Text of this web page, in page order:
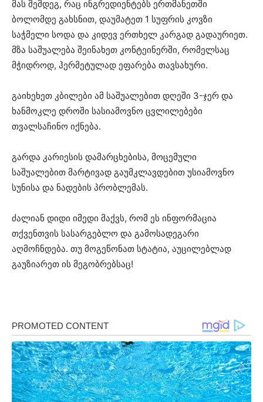
მას შემდეგ, რაც ინგრედიენტებს ერთმანეთში
ბოლომდე გახსნით, დაუმატეთ 1 სუფრის კოვზი
საჭმელი სოდა და კიდევ ერთხელ კარგად გადაურიეთ.
მზა საშუალება შეინახეთ კონტეინერში, რომელსაც
მჭიდროდ, ჰერმეტულად ეფარება თავსახური.
გაიხეხეთ კბილები ამ საშუალებით დღეში 3-ჯერ და
ხანმოკლე დროში სასიამოვნო ცვლილებები
თვალსაჩინო იქნება.
გარდა კარიესის დამარცხებისა, მოცემული
საშუალებით მარტივად გაუმკლავდებით უსიამოვნო
სუნისა და ნადების პრობლემას.
ძალიან დიდი იმედი მაქვს, რომ ეს ინფორმაცია
თქვენთვის სასარგებლო და გამოსადეგარი
აღმოჩნდება. თუ მოგეწონათ სტატია, აუცილებლად
გაუზიარეთ ის მეგობრებსაც!